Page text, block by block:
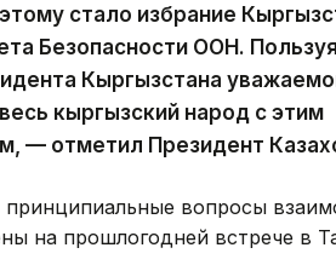
стало избрание
Безопасности ООН.
Кыргызстана
кыргызский народ с этим
— отметил Президент
вопросы
на прошлогодней встрече в